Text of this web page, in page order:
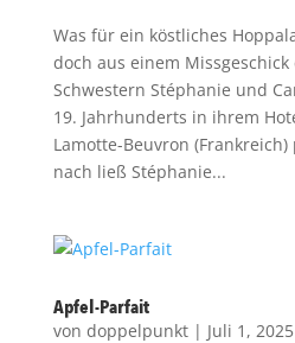
Was für ein köstliches
doch aus einem
Schwestern Stéphanie und
19. Jahrhunderts in ihrem
Lamotte-Beuvron
nach ließ Stéphanie...
Apfel-Parfait
von doppelpunkt| Juli 1, 2025